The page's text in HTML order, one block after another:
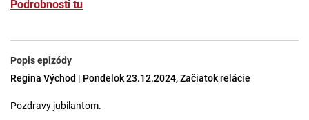
Podrobnosti tu
Popis epizódy
Regina Východ | Pondelok 23.12.2024, Začiatok relácie
Pozdravy jubilantom.